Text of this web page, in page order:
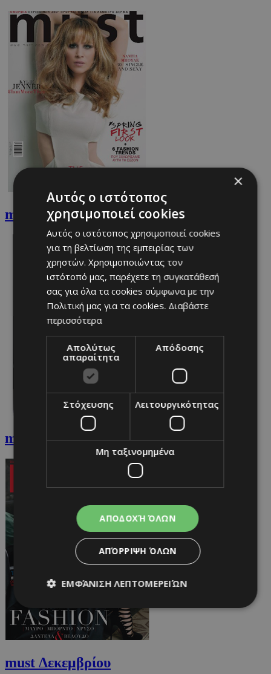
must Φεβρουαρίου
must Ιανουαρίου
must Δεκεμβρίου
×
Αυτός ο ιστότοπος
χρησιμοποιεί cookies
Αυτός ο ιστότοπος χρησιμοποιεί cookies
για τη βελτίωση της εμπειρίας των
χρηστών. Χρησιμοποιώντας τον
ιστότοπό μας, παρέχετε τη συγκατάθεσή
σας για όλα τα cookies σύμφωνα με την
Πολιτική μας για τα cookies. Διαβάστε
περισσότερα
Απολύτως
απαραίτητα
Απόδοσης
Στόχευσης Λειτουργικότητας
Μη ταξινομημένα
ΑΠΟΔΟΧΉ ΌΛΩΝ
ΑΠΌΡΡΙΨΗ ΌΛΩΝ
ΕΜΦΆΝΙΣΗ ΛΕΠΤΟΜΕΡΕΙΏΝ
Απολύτως απαραίτητα
Μη ταξινομημένα